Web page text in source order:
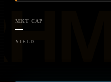
MKT CAP
—
YIELD
—